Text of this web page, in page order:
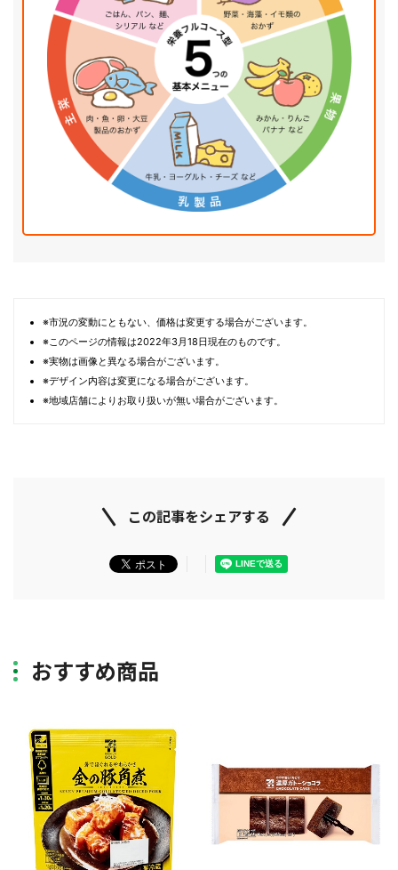
※市況の変動にともない、価格は変更する場合がございます。
※このページの情報は2022年3月18日現在のものです。
※実物は画像と異なる場合がございます。
※デザイン内容は変更になる場合がございます。
※地域店舗によりお取り扱いが無い場合がございます。
この記事をシェアする
おすすめ商品